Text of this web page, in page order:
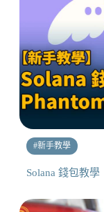
#新手教學
Solana 錢包教